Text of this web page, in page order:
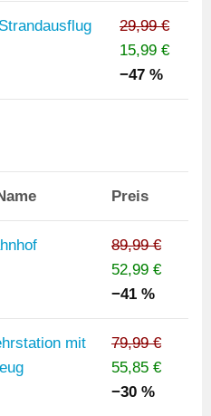
29,99 €
15,99 €
−47 %
Preis
89,99 €
52,99 €
−41 %
mit
79,99 €
55,85 €
−30 %